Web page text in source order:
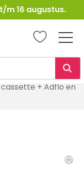
m 16 augustus.
cassette + Adflo en